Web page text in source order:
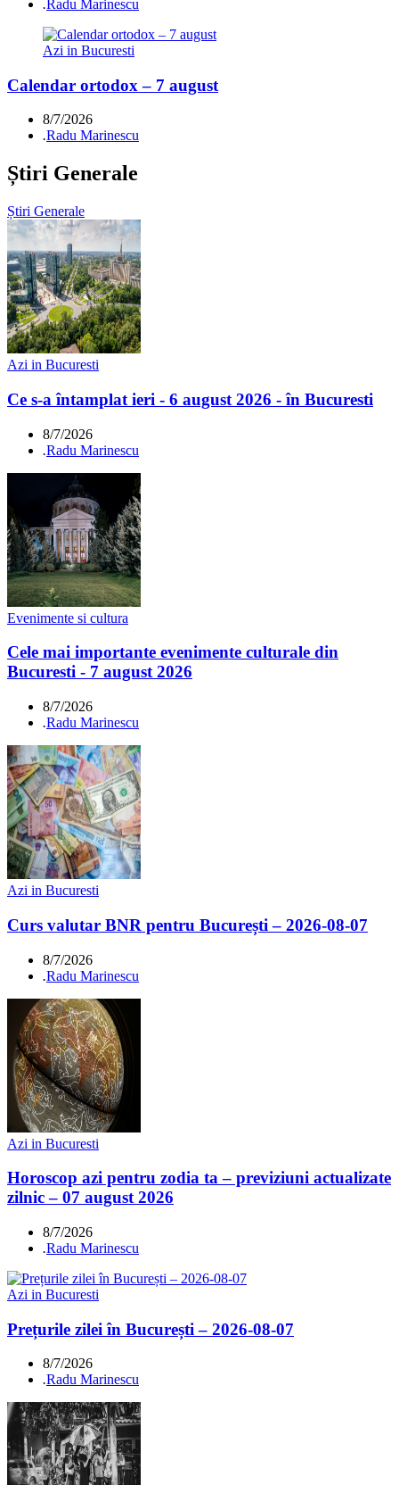
. Radu Marinescu
Azi in Bucuresti
Calendar ortodox – 7 august
8/7/2026
.Radu Marinescu
Știri Generale
Știri Generale
Azi in Bucuresti
Ce s-a întamplat ieri - 6 august 2026 - în Bucuresti
8/7/2026
.Radu Marinescu
Evenimente si cultura
Cele mai importante evenimente culturale din
Bucuresti - 7 august 2026
8/7/2026
.Radu Marinescu
Azi in Bucuresti
Curs valutar BNR pentru București – 2026-08-07
8/7/2026
.Radu Marinescu
Azi in Bucuresti
Horoscop azi pentru zodia ta – previziuni actualizate
zilnic – 07 august 2026
8/7/2026
.Radu Marinescu
Azi in Bucuresti
Prețurile zilei în București – 2026-08-07
8/7/2026
.Radu Marinescu